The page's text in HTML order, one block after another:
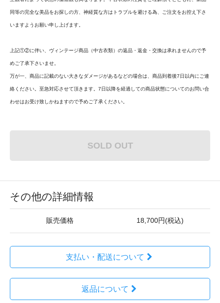
同等の完全な美品をお探しの方、神経質な方はトラブルを避ける為、ご注文をお控え下さ
いますようお願い申し上げます。
上記①②に伴い、ヴィンテージ商品（中古衣類）の返品・返金・交換は承れませんので予
めご了承下さいませ。
万が一、商品に記載のない大きなダメージがあるなどの場合は、商品到着後7日以内にご連
絡ください。至急対応させて頂きます。7日以降を経過しての商品状態についてのお問い合
わせはお受け致しかねますので予めご了承ください。
SOLD OUT
その他の詳細情報
販売価格 18,700円(税込)
支払い・配送について
返品について